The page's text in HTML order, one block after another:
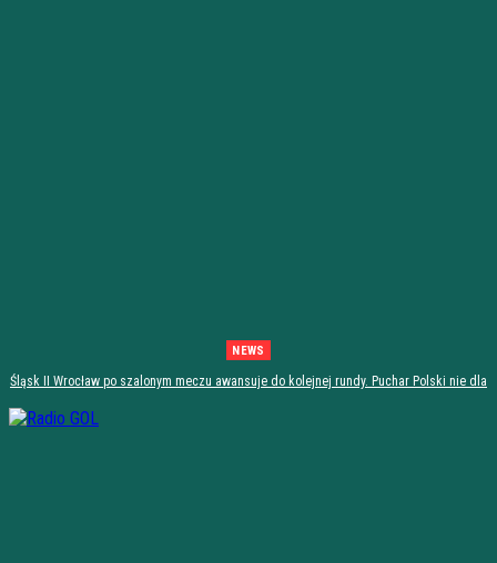
NEWS
Śląsk II Wrocław po szalonym meczu awansuje do kolejnej rundy. Puchar Polski nie dla